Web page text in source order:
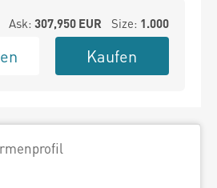
307,950EUR Size: 1.000
Kaufen